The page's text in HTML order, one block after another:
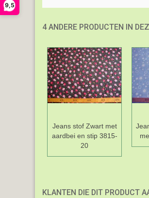
9,5
4 ANDERE PRODUCTEN IN
Jeans stof Zwart met
aardbei en stip 3815-
20
KLANTEN DIE DIT PRODUCT